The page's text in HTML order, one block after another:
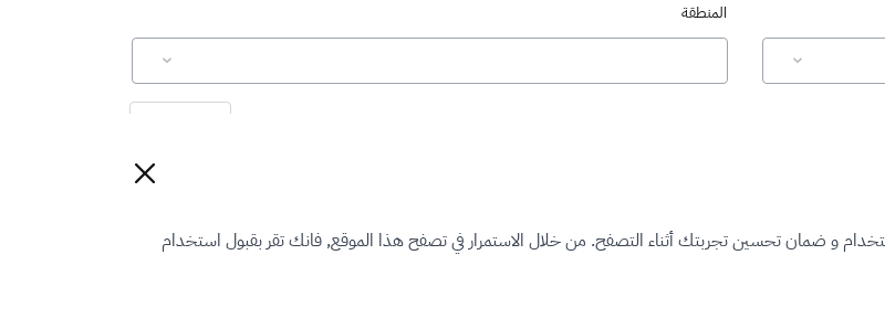
المنطقة
و ضمان تحسين تجربتك أثناء التصفح. من خلال الاستمرار في تصفح هذا الموقع, فانك تقر بقبول استخدام